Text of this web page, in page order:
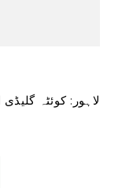
لاہور: کوئٹہ گلیڈی ایٹرز نے ایچ بی ایل پاکستان سپر لیگ 8 کے